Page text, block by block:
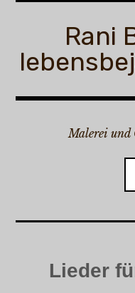
Rani
Malerei und
Malerei
Lieder